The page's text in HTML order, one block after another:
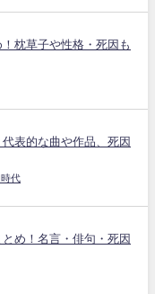
枕草子や性格・死因も
表的な曲や作品、死因
代
め！名言・俳句・死因